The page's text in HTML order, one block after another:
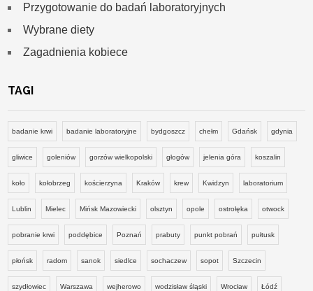
Przygotowanie do badań laboratoryjnych
Wybrane diety
Zagadnienia kobiece
TAGI
badanie krwi badanie laboratoryjne bydgoszcz chełm Gdańsk gdynia
gliwice goleniów gorzów wielkopolski głogów jelenia góra koszalin
koło kołobrzeg kościerzyna Kraków krew Kwidzyn laboratorium
Lublin Mielec Mińsk Mazowiecki olsztyn opole ostrołęka otwock
pobranie krwi poddębice Poznań prabuty punkt pobrań pułtusk
płońsk radom sanok siedlce sochaczew sopot Szczecin
szydłowiec Warszawa wejherowo wodzisław śląski Wrocław Łódź